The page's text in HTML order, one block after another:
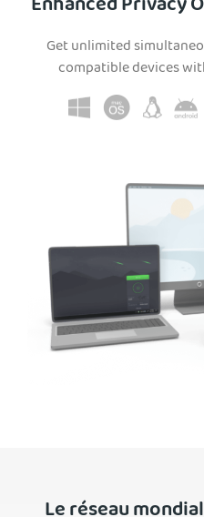
Get unlimited
compatible devices